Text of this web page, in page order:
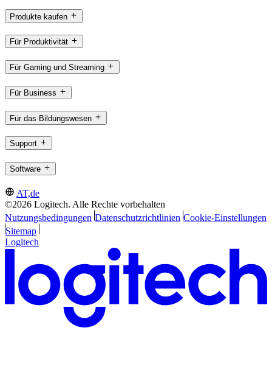
Produkte kaufen
Für Produktivität
Für Gaming und Streaming
Für Business
Für das Bildungswesen
Support
Software
AT,de
©2026 Logitech. Alle Rechte vorbehalten
Nutzungsbedingungen Datenschutzrichtlinien Cookie-Einstellungen
Sitemap
Logitech